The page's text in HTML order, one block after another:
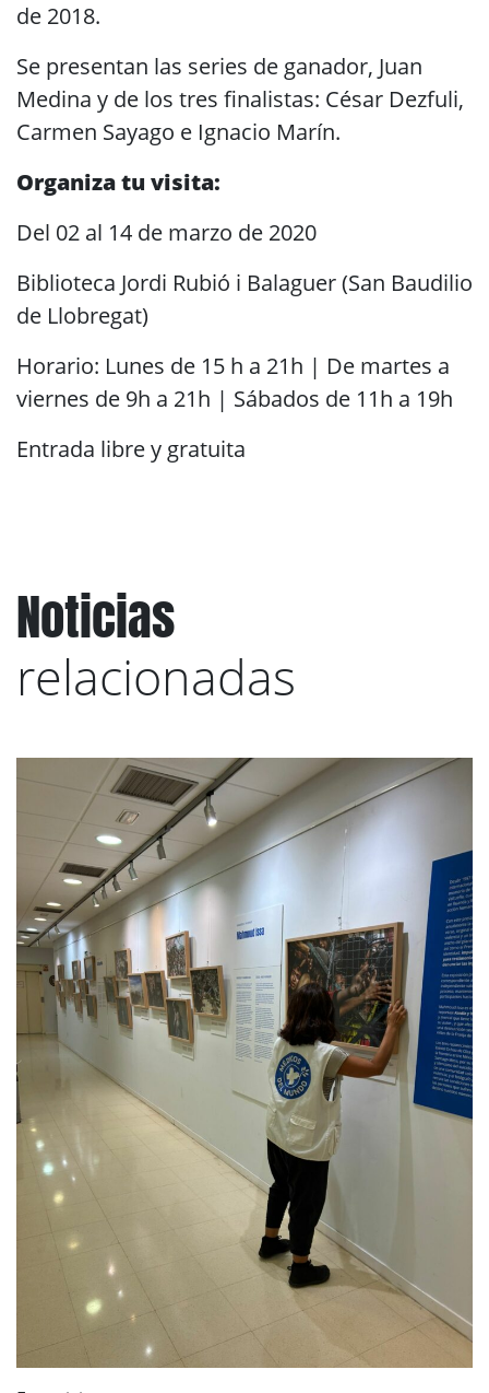
de 2018.
Se presentan las series de ganador, Juan
Medina y de los tres finalistas: César Dezfuli,
Carmen Sayago e Ignacio Marín.
Organiza tu visita:
Del 02 al 14 de marzo de 2020
Biblioteca Jordi Rubió i Balaguer (San Baudilio
de Llobregat)
Horario: Lunes de 15 h a 21h | De martes a
viernes de 9h a 21h | Sábados de 11h a 19h
Entrada libre y gratuita
Noticias
relacionadas